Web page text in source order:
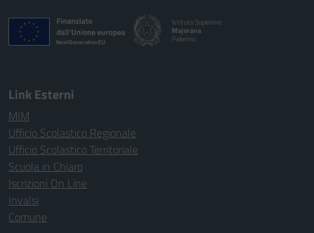
Istituto Superiore
Majorana
Palermo
Link Esterni
MIM
Ufficio Scolastico Regionale
Ufficio Scolastico Territoriale
Scuola in Chiaro
Iscrizioni On Line
Invalsi
Comune